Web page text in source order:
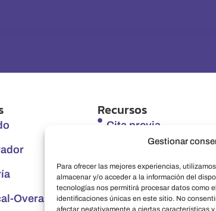
Gestionar
Para ofrecer las mejores experiencias,
almacenar y/o acceder a la información del
tecnologías nos permitirá procesar datos como
identificaciones únicas en este sitio. No
afectar negativamente a ciertas características y
Overa
Recursos
Cita previa
Mutuas
Prevención de